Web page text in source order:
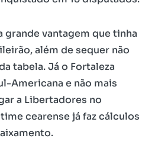
grande vantagem que tinha
além de sequer não
tabela. Já o Fortaleza
Americana e não mais
a Libertadores no
cearense já faz cálculos